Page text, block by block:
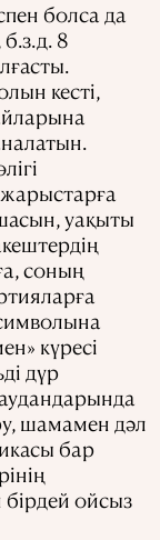
болса да
б.з.д. 8
кесті,
уақыты
соның
күресі
дүр
шамамен дәл
бар
ойсыз